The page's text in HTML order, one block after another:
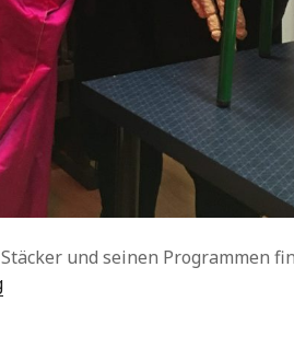
und seinen Programmen